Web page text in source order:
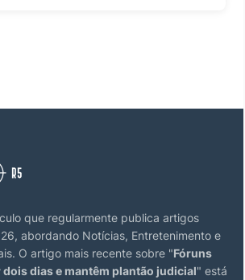
que regularmente publica artigos
abordando Notícias, Entretenimento e
O artigo mais recente sobre "Fóruns
dois dias e mantêm plantão judicial" está